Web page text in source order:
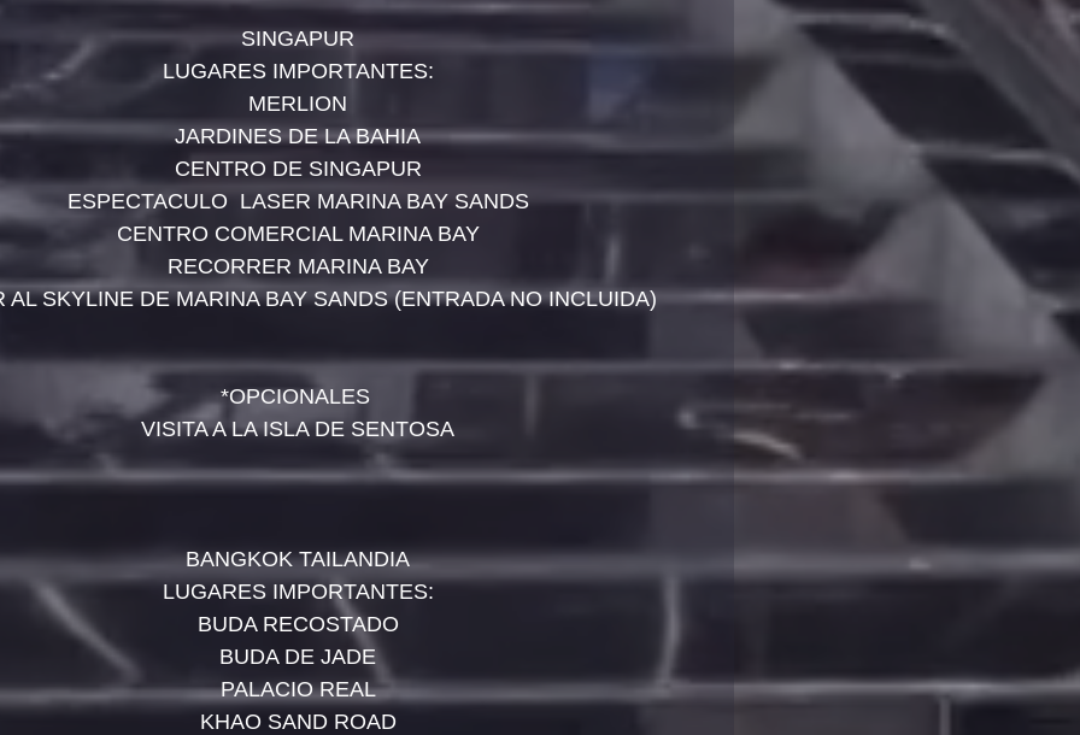
SINGAPUR
LUGARES IMPORTANTES:
MERLION
JARDINES DE LA BAHIA
CENTRO DE SINGAPUR
ESPECTACULO  LASER MARINA BAY SANDS
CENTRO COMERCIAL MARINA BAY
RECORRER MARINA BAY
AL SKYLINE DE MARINA BAY SANDS (ENTRADA NO INCLUIDA)
*OPCIONALES
VISITA A LA ISLA DE SENTOSA
BANGKOK TAILANDIA
LUGARES IMPORTANTES:
BUDA RECOSTADO
BUDA DE JADE
PALACIO REAL
KHAO SAND ROAD